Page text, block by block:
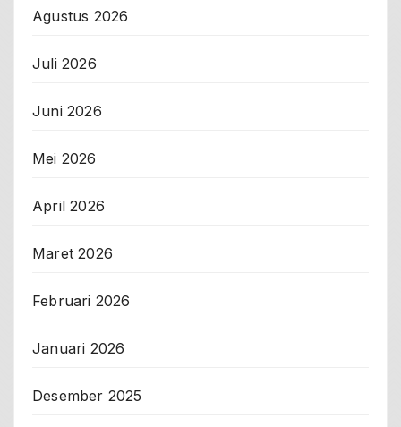
Agustus 2026
Juli 2026
Juni 2026
Mei 2026
April 2026
Maret 2026
Februari 2026
Januari 2026
Desember 2025